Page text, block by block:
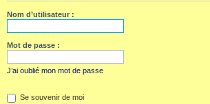
Nom d’utilisateur :
Mot de passe :
J’ai oublié mon mot de passe
Se souvenir de moi